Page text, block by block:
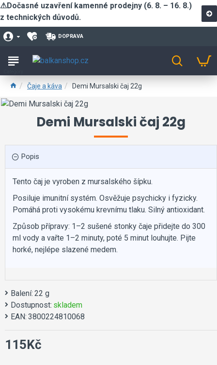
⚠Dočasné uzavření kamenné prodejny (6. 8. – 16. 8.)
z technických důvodů.
DOPRAVA
Čaje a káva Demi Mursalski čaj 22g
Demi Mursalski čaj 22g
Popis
Tento čaj je vyroben z mursalského šípku.
Posiluje imunitní systém. Osvěžuje psychicky i fyzicky.
Pomáhá proti vysokému krevnímu tlaku. Silný antioxidant.
Způsob přípravy: 1–2 sušené stonky čaje přidejte do 300
ml vody a vařte 1–2 minuty, poté 5 minut louhujte. Pijte
horké, nejlépe slazené medem.
Balení: 22 g
Dostupnost: skladem
EAN: 3800224810068
115Kč